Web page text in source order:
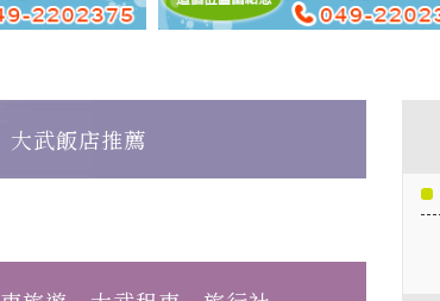
武飯店推薦